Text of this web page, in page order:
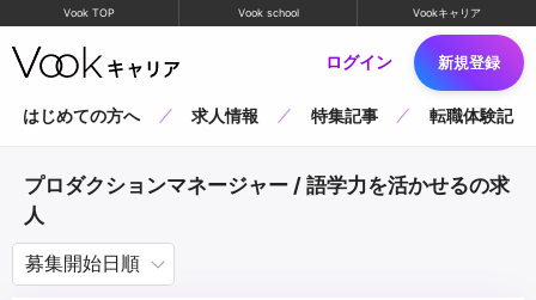
Vook TOP Vook school Vookキャリア
ログイン 新規登録
はじめての方へ 求人情報 特集記事 転職体験記
プロダクションマネージャー / 語学力を活かせるの求
人